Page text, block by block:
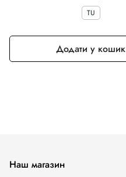
ціна
TU
Додати у кошик
Наш магазин